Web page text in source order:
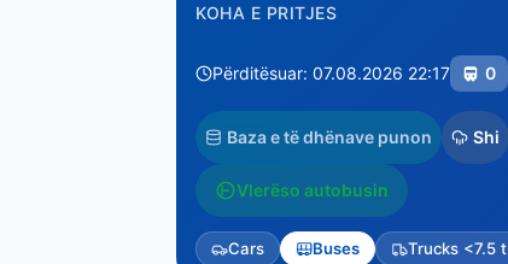
KOHA E PRITJES
Përditësuar: 07.08.2026 22:17 0
Baza e të dhënave punon Shi
Vlerëso autobusin
Cars Buses Trucks <7.5 t